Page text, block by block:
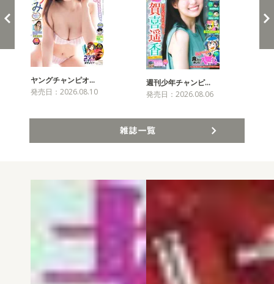
ヤングチャンピオ…
発売日：2026.08.10
週刊少年チャンピ…
発売日：2026.08.06